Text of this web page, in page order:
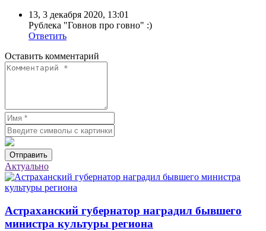
13, 3 декабря 2020, 13:01
Рублека "Говнoв про гoвно" :)
Ответить
Оставить комментарий
Отправить
Актуально
Астраханский губернатор наградил бывшего
министра культуры региона